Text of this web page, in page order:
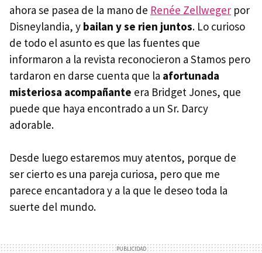
ahora se pasea de la mano de Renée Zellweger por
Disneylandia, y bailan y se rien juntos. Lo curioso
de todo el asunto es que las fuentes que
informaron a la revista reconocieron a Stamos pero
tardaron en darse cuenta que la afortunada
misteriosa acompañante era Bridget Jones, que
puede que haya encontrado a un Sr. Darcy
adorable.
Desde luego estaremos muy atentos, porque de
ser cierto es una pareja curiosa, pero que me
parece encantadora y a la que le deseo toda la
suerte del mundo.